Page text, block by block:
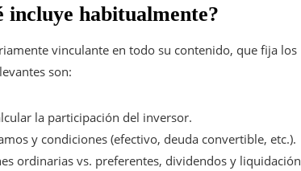
incluye habitualmente?
vinculante en todo su contenido, que fija los
son:
la participación del inversor.
y condiciones (efectivo, deuda convertible, etc.).
ordinarias vs. preferentes, dividendos y liquidación